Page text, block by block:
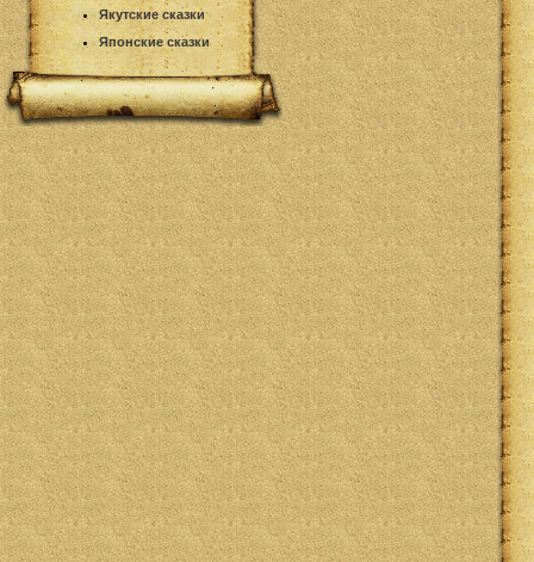
Якутские сказки
Японские сказки